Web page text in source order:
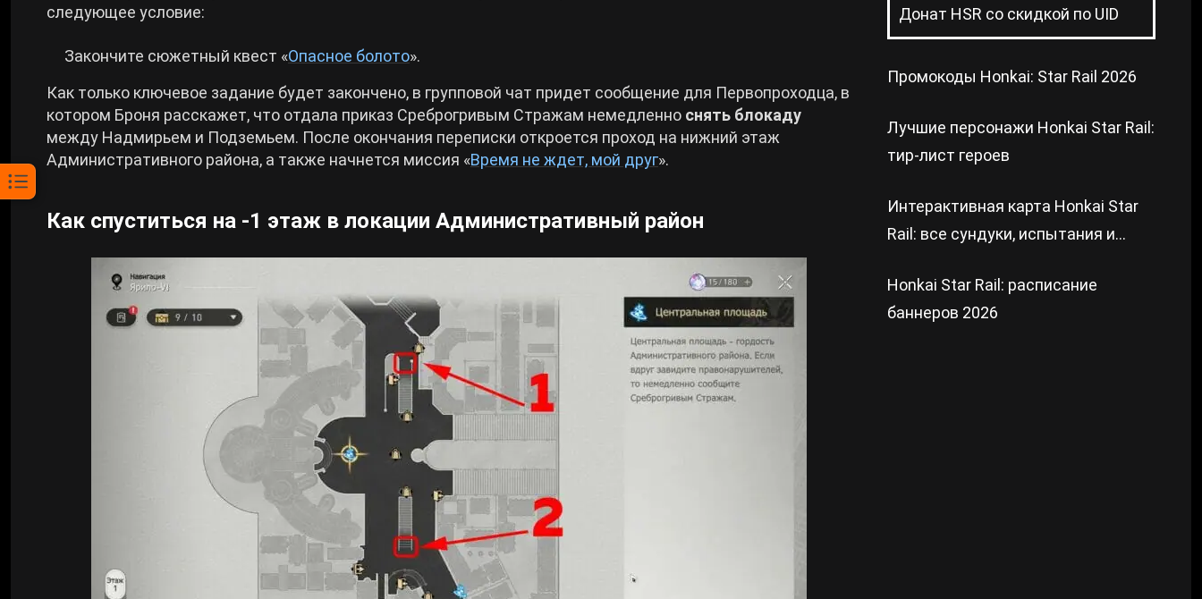
следующее условие:
Закончите сюжетный квест «Опасное болото».
Как только ключевое задание будет закончено, в групповой чат придет сообщение для Первопроходца, в
котором Броня расскажет, что отдала приказ Среброгривым Стражам немедленно снять блокаду
между Надмирьем и Подземьем. После окончания переписки откроется проход на нижний этаж
Административного района, а также начнется миссия «Время не ждет, мой друг».
Как спуститься на -1 этаж в локации Административный район
Донат HSR со скидкой по UID
Промокоды Honkai: Star Rail 2026
Лучшие персонажи Honkai Star Rail:
тир-лист героев
Интерактивная карта Honkai Star
Rail: все сундуки, испытания и
Honkai Star Rail: расписание
баннеров 2026